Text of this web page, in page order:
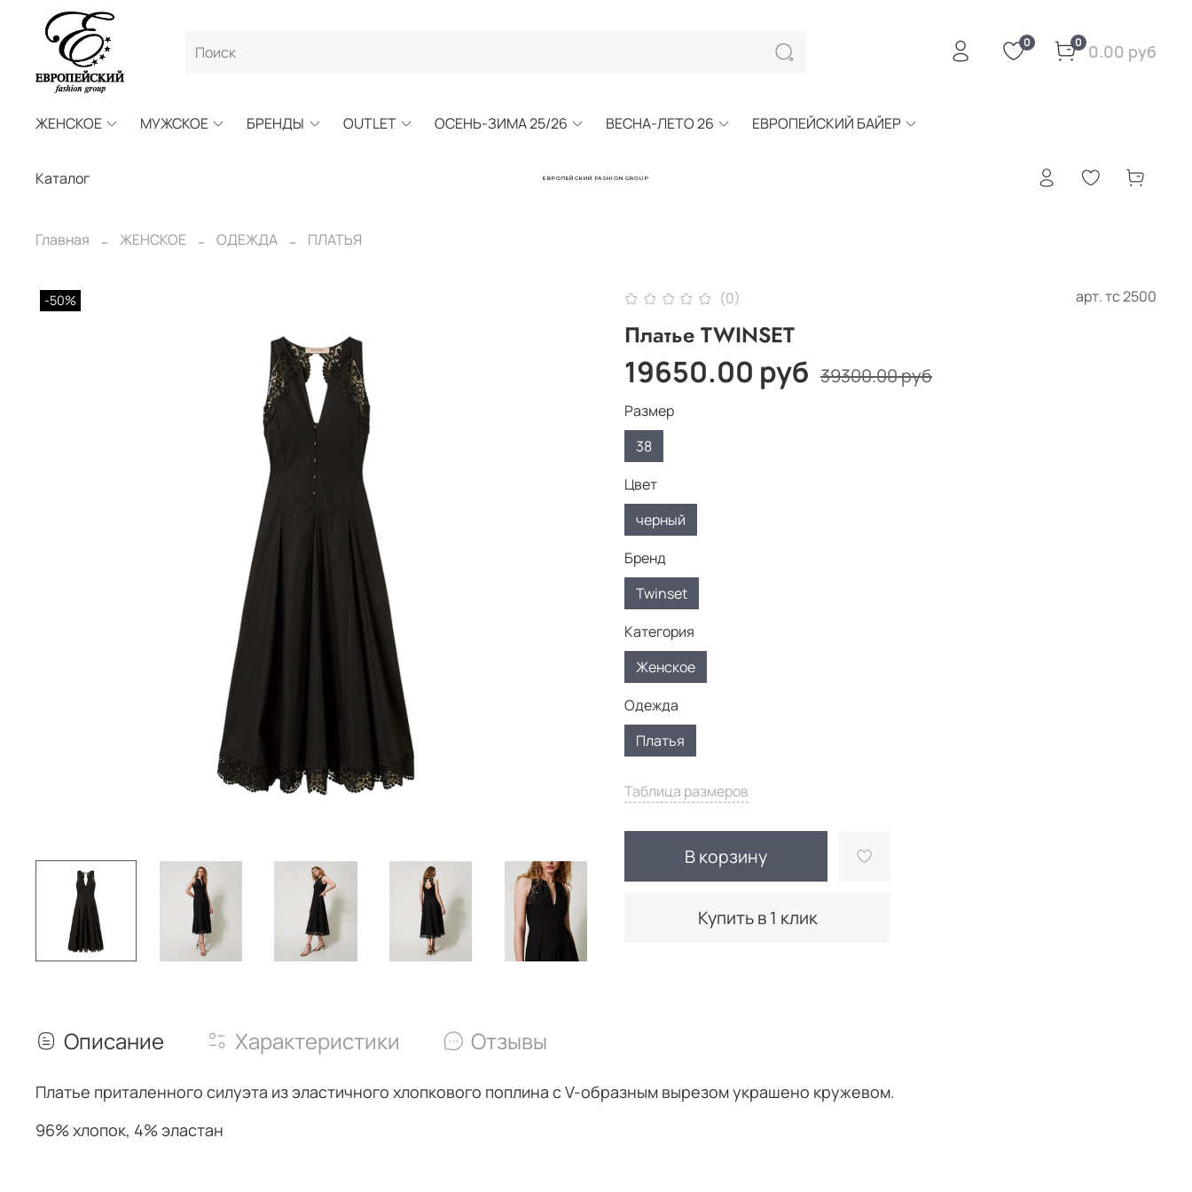
0 0 0.00 руб
ЖЕНСКОЕ МУЖСКОЕ БРЕНДЫ OUTLET ОСЕНЬ-ЗИМА 25/26 ВЕСНА-ЛЕТО 26 ЕВРОПЕЙСКИЙ БАЙЕР
ЕВРОПЕЙСКИЙ FASHION GROUP
Каталог
Главная ЖЕНСКОЕ ОДЕЖДА ПЛАТЬЯ
-50% (0) арт.тс 2500
Платье TWINSET
19650.00 руб 39300.00 руб
Таблица размеров
В корзину
Купить в 1 клик
Размер
38
Цвет
черный
Бренд
Twinset
Категория
Женское
Одежда
Платья
Описание Характеристики Отзывы
Платье приталенного силуэта из эластичного хлопкового поплина с V-образным вырезом украшено кружевом.
96% хлопок, 4% эластан